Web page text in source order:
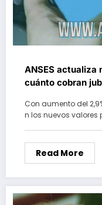
ANSES actualiza
cuánto cobran
Con aumento del
n los nuevos valores
Read More